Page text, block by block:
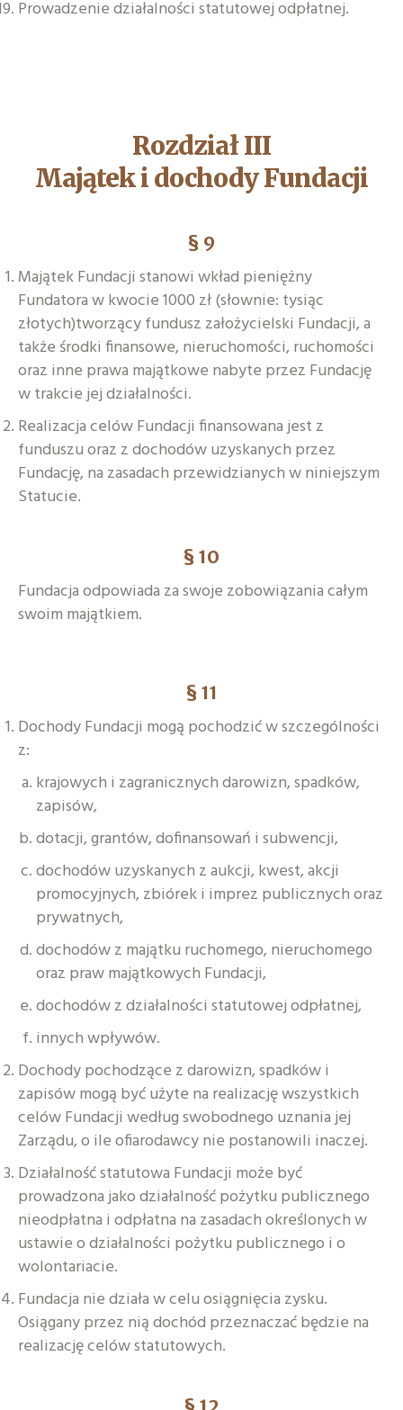
Prowadzenie działalności statutowej odpłatnej.
Rozdział III
Majątek i dochody Fundacji
§ 9
Majątek Fundacji stanowi wkład pieniężny
Fundatora w kwocie 1000 zł (słownie: tysiąc
złotych)tworzący fundusz założycielski Fundacji, a
także środki finansowe, nieruchomości, ruchomości
oraz inne prawa majątkowe nabyte przez Fundację
w trakcie jej działalności.
Realizacja celów Fundacji finansowana jest z
funduszu oraz z dochodów uzyskanych przez
Fundację, na zasadach przewidzianych w niniejszym
Statucie.
§ 10
Fundacja odpowiada za swoje zobowiązania całym
swoim majątkiem.
§ 11
Dochody Fundacji mogą pochodzić w szczególności
z:
krajowych i zagranicznych darowizn, spadków,
zapisów,
dotacji, grantów, dofinansowań i subwencji,
dochodów uzyskanych z aukcji, kwest, akcji
promocyjnych, zbiórek i imprez publicznych oraz
prywatnych,
dochodów z majątku ruchomego, nieruchomego
oraz praw majątkowych Fundacji,
dochodów z działalności statutowej odpłatnej,
innych wpływów.
Dochody pochodzące z darowizn, spadków i
zapisów mogą być użyte na realizację wszystkich
celów Fundacji według swobodnego uznania jej
Zarządu, o ile ofiarodawcy nie postanowili inaczej.
Działalność statutowa Fundacji może być
prowadzona jako działalność pożytku publicznego
nieodpłatna i odpłatna na zasadach określonych w
ustawie o działalności pożytku publicznego i o
wolontariacie.
Fundacja nie działa w celu osiągnięcia zysku.
Osiągany przez nią dochód przeznaczać będzie na
realizację celów statutowych.